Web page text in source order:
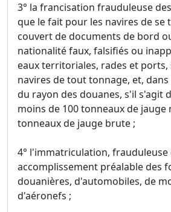
3° la francisation frauduleuse
que le fait pour les navires de se
couvert de documents de bord
nationalité faux, falsifiés ou
eaux territoriales, rades et ports,
navires de tout tonnage, et,
du rayon des douanes, s'il s'agit
moins de 100 tonneaux de jauge
tonneaux de jauge brute ;
4° l'immatriculation, frauduleuse
accomplissement préalable des
douanières, d'automobiles, de
d'aéronefs ;